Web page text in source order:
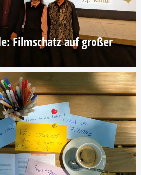
Filmschatz auf großer